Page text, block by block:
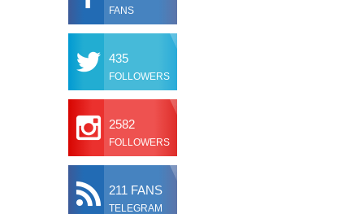
FANS
435
FOLLOWERS
2582
FOLLOWERS
211 FANS
TELEGRAM